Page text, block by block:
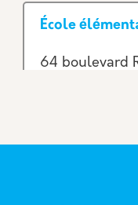
École
64 boulevard